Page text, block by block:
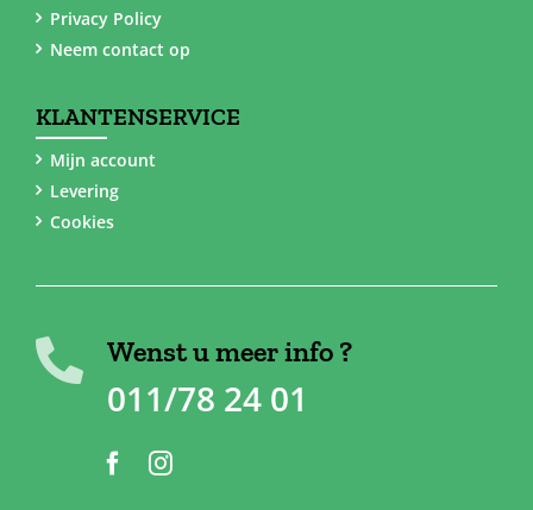
Privacy Policy
Neem contact op
KLANTENSERVICE
Mijn account
Levering
Cookies
Wenst u meer info ?
011/78 24 01